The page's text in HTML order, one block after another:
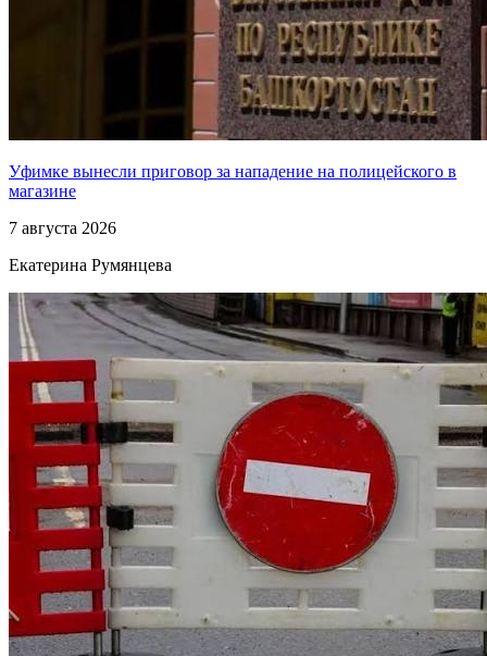
Уфимке вынесли приговор за нападение на полицейского в
магазине
7 августа 2026
Екатерина Румянцева